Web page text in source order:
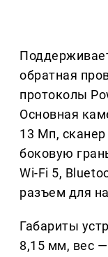
обратная
протоколы
Основная
13 Мп,
боковую
Wi-Fi 5,
разъем для
Габариты
8,15 мм, вес